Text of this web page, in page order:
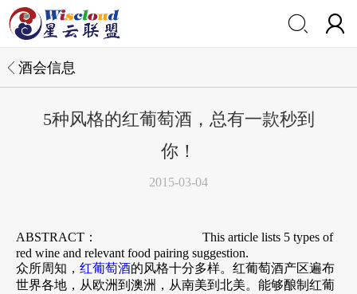
 
酒会信息
5种风格的红葡萄酒，总有一款秒到
你！
2015-03-04
ABSTRACT：
This article lists 5 types of
red wine and relevant food pairing suggestion.
众所周知， 红葡萄酒的风格十分多样。红葡萄酒产区遍布
世界各地，从欧洲到澳洲，从南美到北美。能够酿制红葡